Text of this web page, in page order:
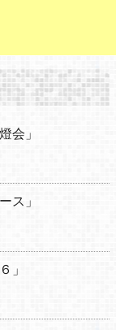
会」
ス」
６」